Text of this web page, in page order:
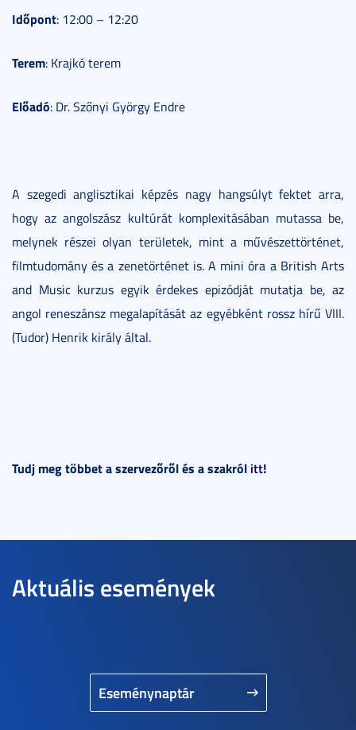
Időpont: 12:00 – 12:20
Terem: Krajkó terem
Előadó: Dr. Szőnyi György Endre
A szegedi anglisztikai képzés nagy hangsúlyt fektet arra,
hogy az angolszász kultúrát komplexitásában mutassa be,
melynek részei olyan területek, mint a művészettörténet,
filmtudomány és a zenetörténet is. A mini óra a British Arts
and Music kurzus egyik érdekes epizódját mutatja be, az
angol reneszánsz megalapítását az egyébként rossz hírű VIII.
(Tudor) Henrik király által.
Tudj meg többet a szervezőről és a szakról itt!
Aktuális események
Eseménynaptár